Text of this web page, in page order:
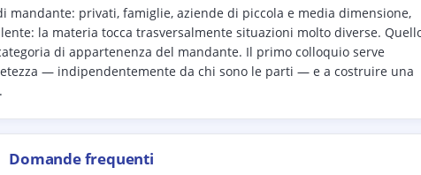
mandante: privati, famiglie, aziende di piccola e media dimensione,
la materia tocca trasversalmente situazioni molto diverse.
di appartenenza del mandante. Il primo colloquio serve
— indipendentemente da chi sono le parti — e a costruire una
Domande frequenti